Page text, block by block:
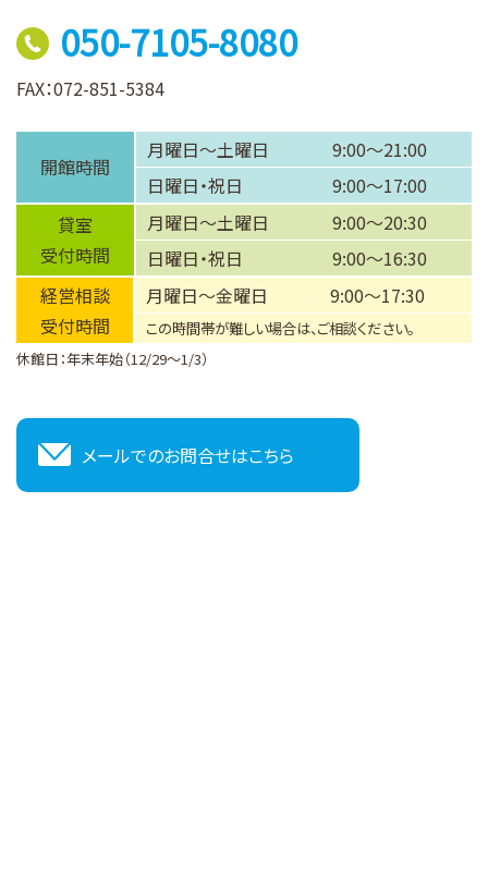
050-7105-8080
FAX：072-851-5384
開館時間
月曜日～土曜日
9:00～21:00
日曜日・祝日
9:00～17:00
貸室
受付時間
月曜日～土曜日
9:00～20:30
日曜日・祝日
9:00～16:30
経営相談
受付時間
月曜日～金曜日 9:00～17:30
この時間帯が難しい場合は、ご相談ください。
休館日：年末年始（12/29～1/3）
メールでのお問合せはこちら